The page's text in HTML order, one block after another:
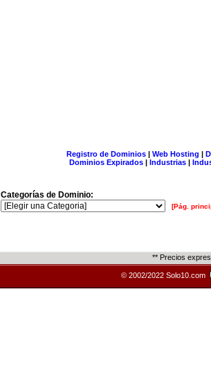
Registro de Dominios| Web Hosting |
Dominios Expirados | Industrias |
Categorías de Dominio:
[Pág.
** Precios
© 2002/2022 Solo10.com